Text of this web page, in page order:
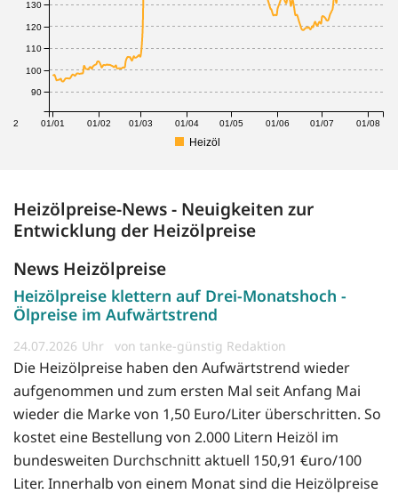
12 01/01 01/02 01/03 01/04 01/05 01/06 01/07 01/08
90
100
110
120
130
Heizöl
Heizölpreise-News - Neuigkeiten zur
Entwicklung der Heizölpreise
News Heizölpreise
Heizölpreise klettern auf Drei-Monatshoch -
Ölpreise im Aufwärtstrend
24.07.2026 von tanke-günstig Redaktion
Die Heizölpreise haben den Aufwärtstrend wieder
aufgenommen und zum ersten Mal seit Anfang Mai
wieder die Marke von 1,50 Euro/Liter überschritten. So
kostet eine Bestellung von 2.000 Litern Heizöl im
bundesweiten Durchschnitt aktuell 150,91 €uro/100
Liter. Innerhalb von einem Monat sind die Heizölpreise